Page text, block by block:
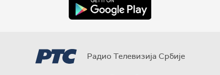
Радио Телевизија Србије